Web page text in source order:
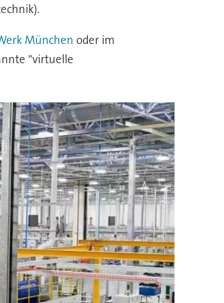
München oder im
"virtuelle